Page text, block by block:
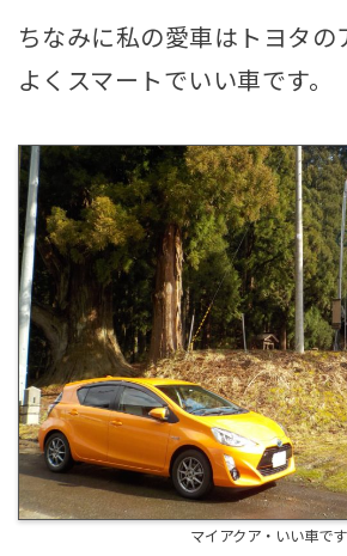
ちなみに私の愛車はトヨタの
よくスマートでいい車です。
マイアクア・いい車です